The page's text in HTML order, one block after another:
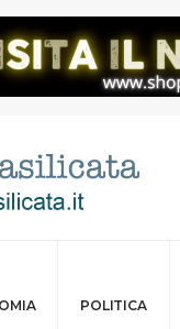
POLITICA